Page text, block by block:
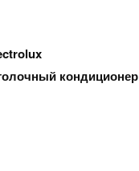
кондиционер